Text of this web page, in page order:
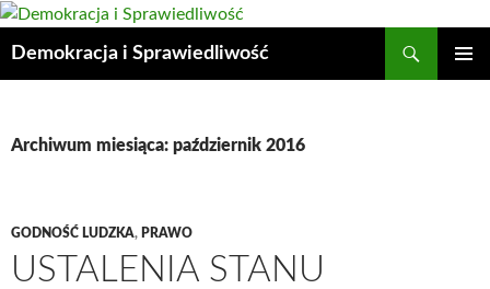
Przejdź
treści
Demokracja i Sprawiedliwość
Archiwum miesiąca: październik 2016
GODNOŚĆ LUDZKA, PRAWO
USTALENIA STANU